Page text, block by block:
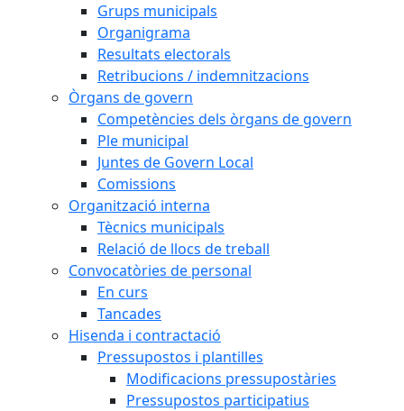
Grups municipals
Organigrama
Resultats electorals
Retribucions / indemnitzacions
Òrgans de govern
Competències dels òrgans de govern
Ple municipal
Juntes de Govern Local
Comissions
Organització interna
Tècnics municipals
Relació de llocs de treball
Convocatòries de personal
En curs
Tancades
Hisenda i contractació
Pressupostos i plantilles
Modificacions pressupostàries
Pressupostos participatius